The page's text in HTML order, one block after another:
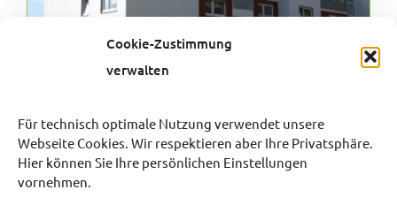
Cookie-Zustimmung
verwalten
Für technisch optimale Nutzung verwendet unsere
Webseite Cookies. Wir respektieren aber Ihre Privatsphäre.
Hier können Sie Ihre persönlichen Einstellungen
vornehmen.
GROßE DREI-ZIMMER-WOHNUNG MIT
BALKON LÜDENSCHEID-DICKENBERG